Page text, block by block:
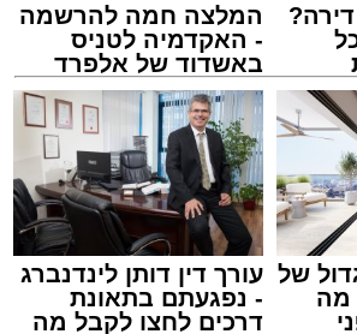
דם
הרכבים ליד ה'שטיבלעך' קהל
>>>
המלצה חמה להרשמה
- האקדמיה לטניס
באשדוד של אלפרד
קריאולנסקי - לילדים
של
מה
עורך דין דותן לינדנברג
- נפגעתם בתאונת
דרכים לחצו לקבל מה